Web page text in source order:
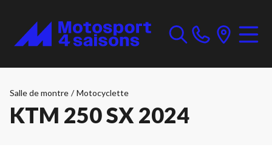
Salle de montre / Motocyclette
KTM 250 SX 2024